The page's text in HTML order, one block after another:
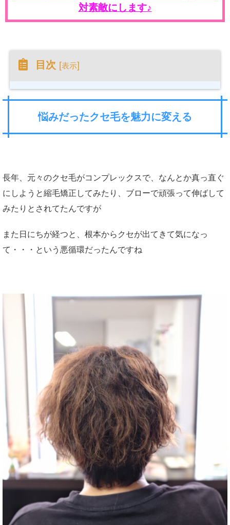
対素敵にします♪
目次 [表示]
悩みだったクセ毛を魅力に変える
長年、元々のクセ毛がコンプレックスで、なんとか真っ直ぐ
にしようと縮毛矯正してみたり、ブローで頑張って伸ばして
みたりとされてたんですが
また日にちが経つと、根本からクセが出てきて気になっ
て・・・という悪循環だったんですね